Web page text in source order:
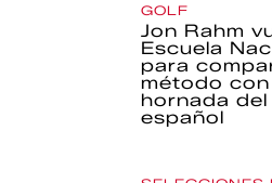
GOLF
Jon Rahm
Escuela
para
método con
hornada
español